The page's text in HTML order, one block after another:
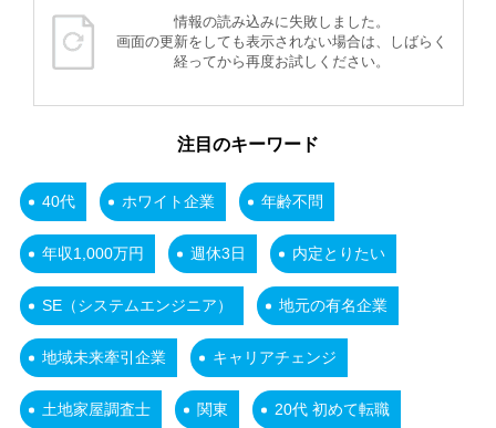
情報の読み込みに失敗しました。
画面の更新をしても表示されない場合は、しばらく
経ってから再度お試しください。
注目のキーワード
40代 ホワイト企業 年齢不問
年収1,000万円 週休3日 内定とりたい
SE（システムエンジニア） 地元の有名企業
地域未来牽引企業 キャリアチェンジ
土地家屋調査士 関東 20代 初めて転職